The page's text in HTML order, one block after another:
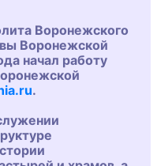
Воронежского
Воронежской
начал работу
.